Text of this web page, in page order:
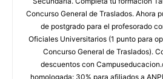
Concurso General de Traslados. Ahora
de postgrado para el profesorado
Oficiales Universitarios (1 punto para
Concurso General de Traslados).
descuentos con
homologada: 30% para afiliados a